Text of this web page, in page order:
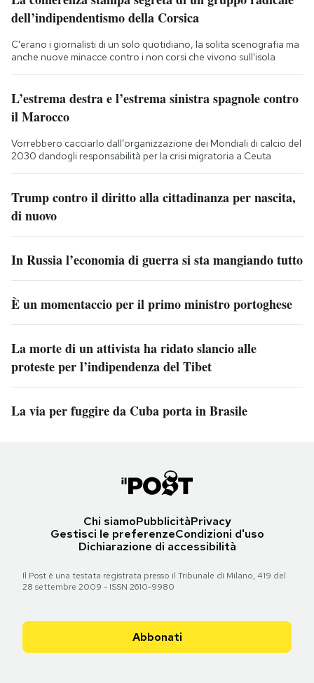
dell’indipendentismo della Corsica
C'erano i giornalisti di un solo quotidiano, la solita scenografia ma
anche nuove minacce contro i non corsi che vivono sull'isola
L’estrema destra e l’estrema sinistra spagnole contro
il Marocco
Vorrebbero cacciarlo dall’organizzazione dei Mondiali di calcio del
2030 dandogli responsabilità per la crisi migratoria a Ceuta
Trump contro il diritto alla cittadinanza per nascita,
di nuovo
In Russia l’economia di guerra si sta mangiando tutto
È un momentaccio per il primo ministro portoghese
La morte di un attivista ha ridato slancio alle
proteste per l’indipendenza del Tibet
La via per fuggire da Cuba porta in Brasile
Chi siamoPubblicitàPrivacy
Gestisci le preferenzeCondizioni d'uso
Dichiarazione di accessibilità
Il Post è una testata registrata presso il Tribunale di Milano, 419 del
28 settembre 2009 - ISSN 2610-9980
Abbonati